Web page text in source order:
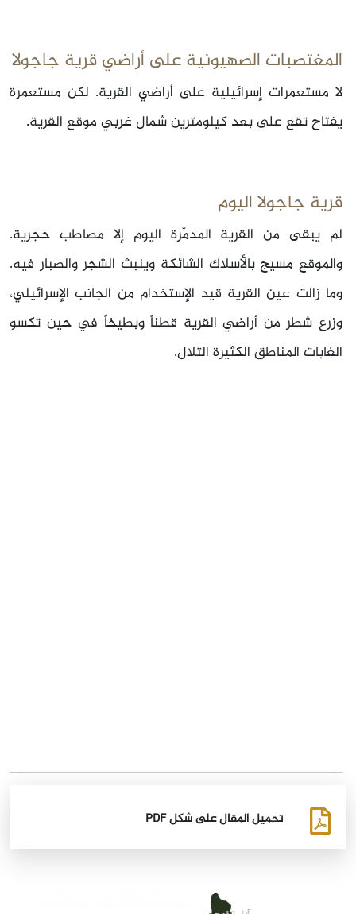
المغتصبات الصهيونية على أراضي قرية جاجولا
لا مستعمرات إسرائيلية على أراضي القرية. لكن مستعمرة
يفتاح تقع على بعد كيلومترين شمال غربي موقع القرية.
قرية جاجولا اليوم
لم يبقى من القرية المدمّرة اليوم إلا مصاطب حجرية.
والموقع مسيج بالأسلاك الشائكة وينبث الشجر والصبار فيه.
وما زالت عين القرية قيد الإستخدام من الجانب الإسرائيلي،
وزرع شطر من أراضي القرية قطناً وبطيخاً في حين تكسو
الغابات المناطق الكثيرة التلال.
تحميل المقال على شكل PDF